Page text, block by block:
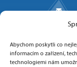
Abychom poskytli co
informacím o zařízení,
technologiemi nám